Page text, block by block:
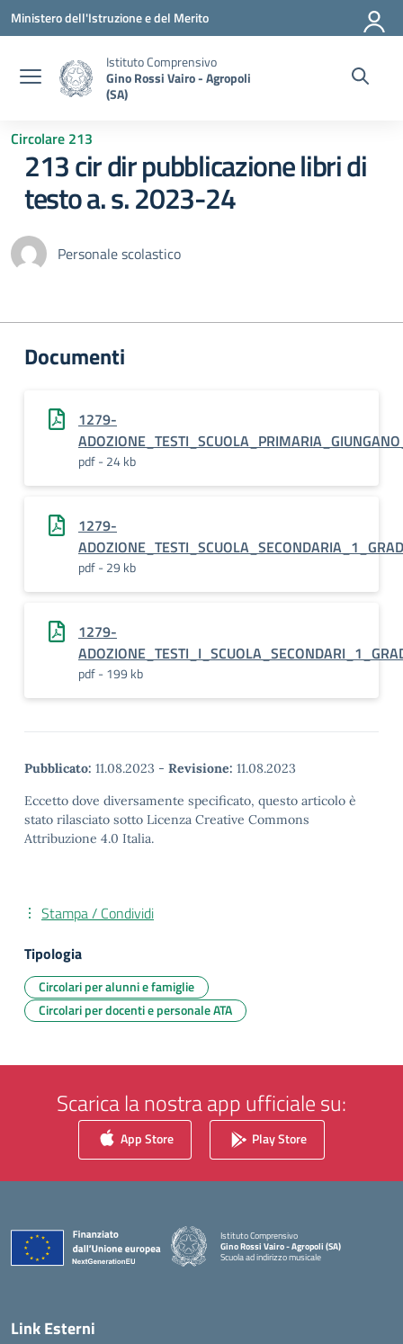
Vai ai contenuti
Vai al menu di navigazione
Vai al footer
Ministero dell'Istruzione e del Merito
Istituto Comprensivo
Gino Rossi Vairo - Agropoli
(SA)
Circolare 213
213 cir dir pubblicazione libri di
testo a. s. 2023-24
Personale scolastico
Documenti
1279-
pdf - 24 kb
1279-
pdf - 29 kb
1279-
pdf - 199 kb
Pubblicato: 11.08.2023 - Revisione: 11.08.2023
Eccetto dove diversamente specificato, questo articolo è
stato rilasciato sotto Licenza Creative Commons
Attribuzione 4.0 Italia.
Stampa / Condividi
Tipologia
Circolari per alunni e famiglie
Circolari per docenti e personale ATA
Scarica la nostra app ufficiale su:
App Store Play Store
Istituto Comprensivo
Gino Rossi Vairo - Agropoli (SA)
Scuola ad indirizzo musicale
Link Esterni